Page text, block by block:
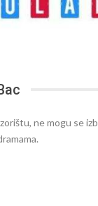
ne mogu se